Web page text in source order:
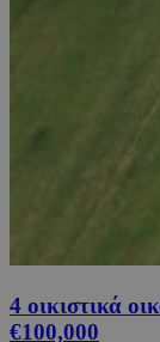
4 οικιστικά
€100,000